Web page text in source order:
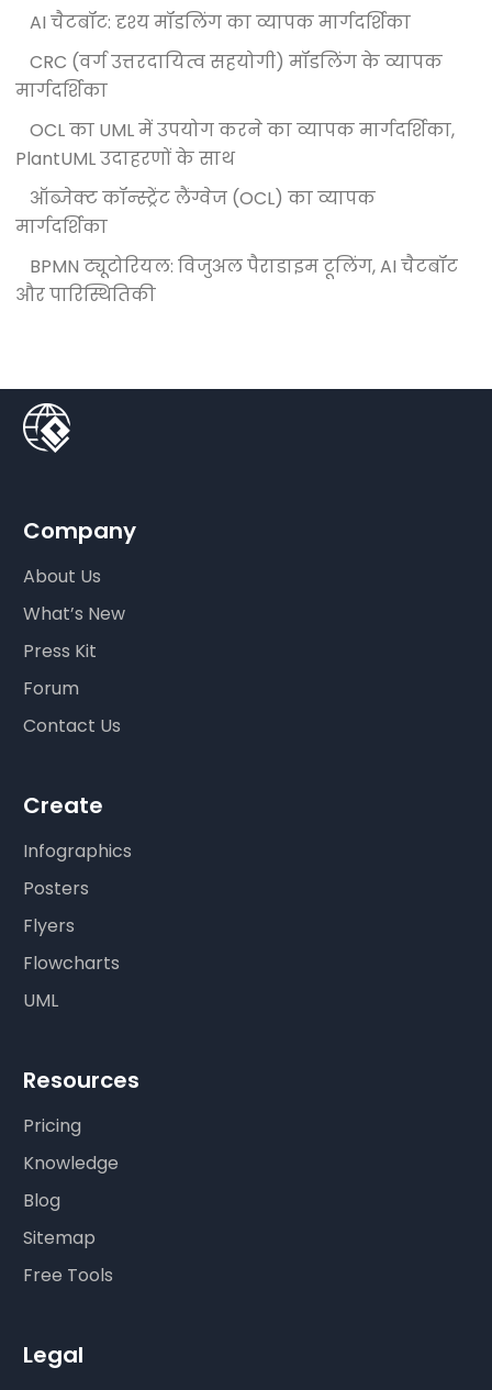
AI चैटबॉट: दृश्य मॉडलिंग का व्यापक मार्गदर्शिका
CRC (वर्ग उत्तरदायित्व सहयोगी) मॉडलिंग के व्यापक
मार्गदर्शिका
OCL का UML में उपयोग करने का व्यापक मार्गदर्शिका,
PlantUML उदाहरणों के साथ
ऑब्जेक्ट कॉन्स्ट्रेंट लैंग्वेज (OCL) का व्यापक
मार्गदर्शिका
BPMN ट्यूटोरियल: विजुअल पैराडाइम टूलिंग, AI चैटबॉट
और पारिस्थितिकी
Company
About Us
What’s New
Press Kit
Forum
Contact Us
Create
Infographics
Posters
Flyers
Flowcharts
UML
Resources
Pricing
Knowledge
Blog
Sitemap
Free Tools
Legal